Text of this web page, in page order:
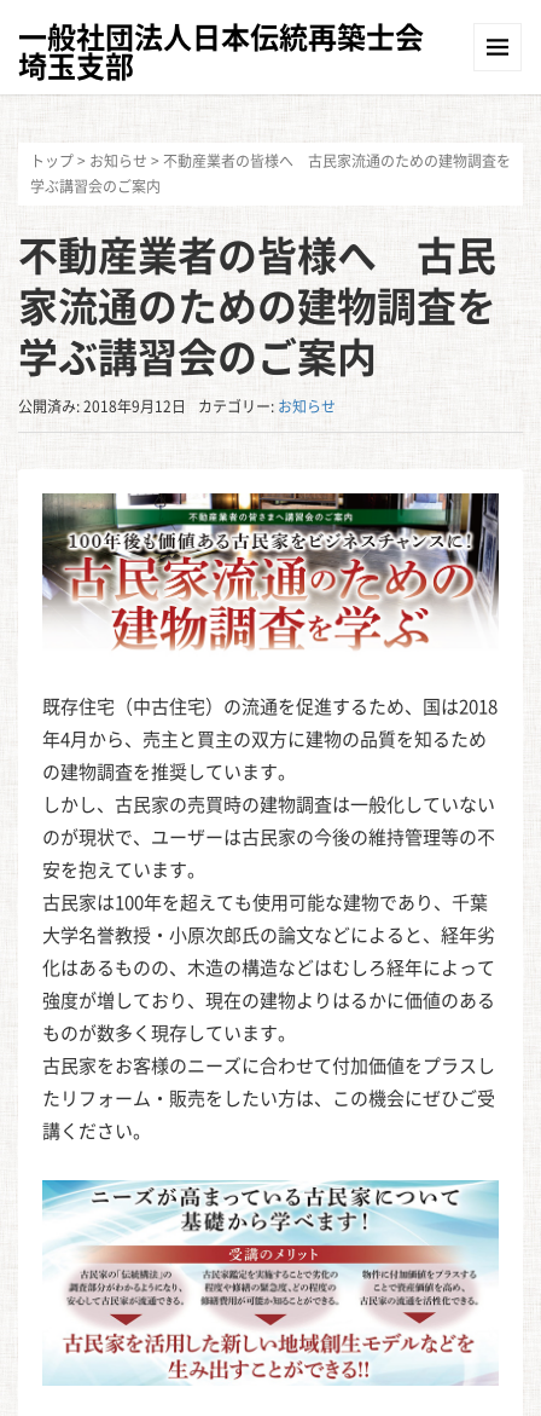
一般社団法人日本伝統再築士会
埼玉支部
トップ> お知らせ > 不動産業者の皆様へ 古民家流通のための建物調査を
学ぶ講習会のご案内
不動産業者の皆様へ 古民
家流通のための建物調査を
学ぶ講習会のご案内
公開済み: 2018年9月12日 カテゴリー: お知らせ
既存住宅（中古住宅）の流通を促進するため、国は2018
年4月から、売主と買主の双方に建物の品質を知るため
の建物調査を推奨しています。
しかし、古民家の売買時の建物調査は一般化していない
のが現状で、ユーザーは古民家の今後の維持管理等の不
安を抱えています。
古民家は100年を超えても使用可能な建物であり、千葉
大学名誉教授・小原次郎氏の論文などによると、経年劣
化はあるものの、木造の構造などはむしろ経年によって
強度が増しており、現在の建物よりはるかに価値のある
ものが数多く現存しています。
古民家をお客様のニーズに合わせて付加価値をプラスし
たリフォーム・販売をしたい方は、この機会にぜひご受
講ください。